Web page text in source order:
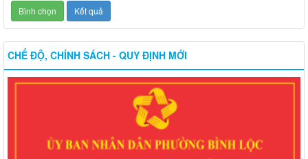
CHẾ ĐỘ, CHÍNH SÁCH - QUY ĐỊNH MỚI